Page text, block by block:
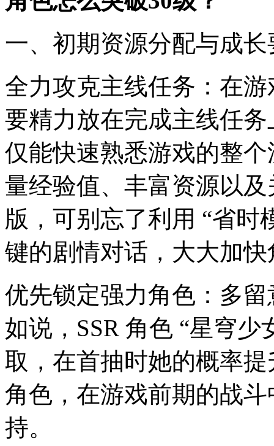
一、初期资源分配与成长
全力攻克主线任务：在
要精力放在完成主线任
仅能快速熟悉游戏的整
量经验值、丰富资源以
版，可别忘了利用 “省时
键的剧情对话，大大加
优先锁定强力角色：多
如说，SSR 角色 “星穹
取，在首抽时她的概率
角色，在游戏前期的战
持。